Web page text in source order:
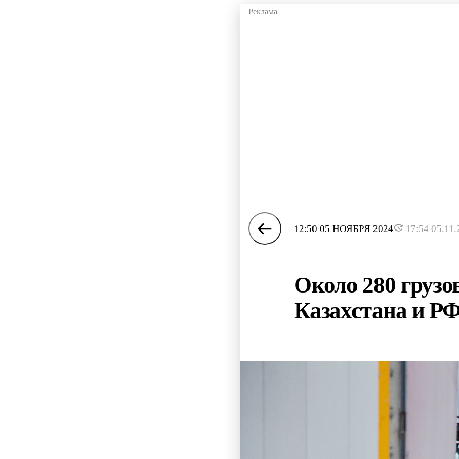
12:50 05 НОЯБРЯ 2024 17:54
Около 280
Казахстана и